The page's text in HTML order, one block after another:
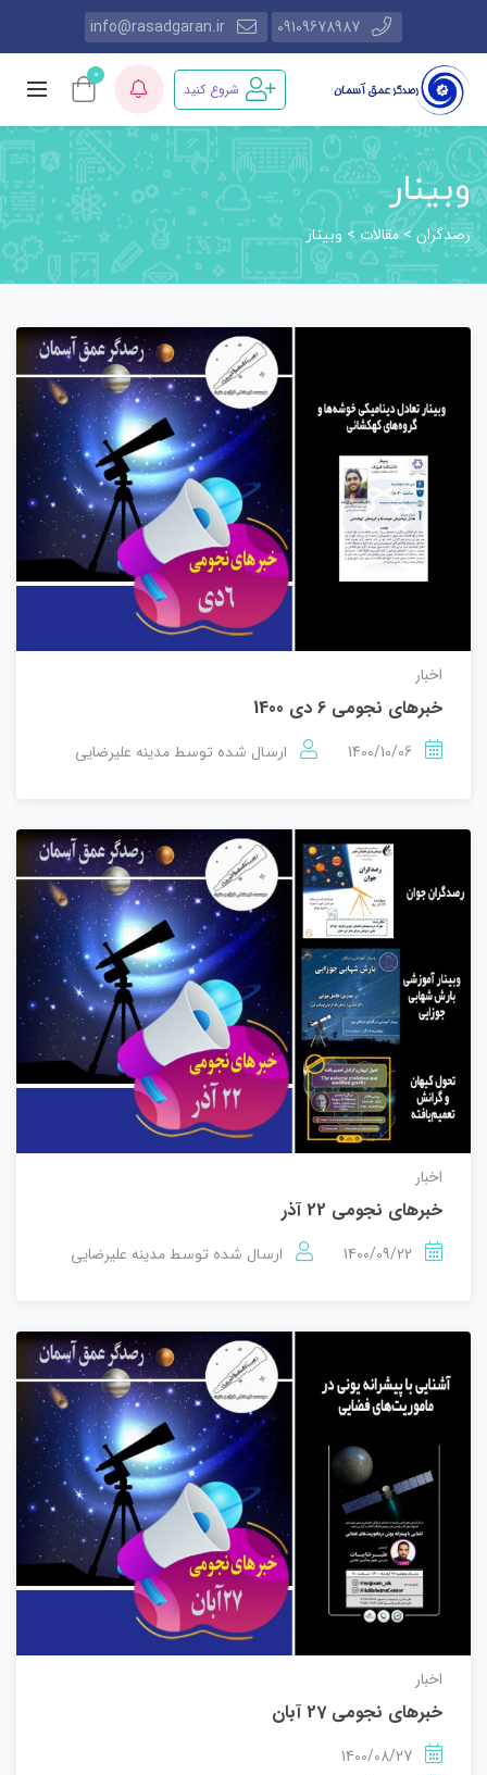
09109678987
info@rasadgaran.ir
شروع کنید
0
وبینار
رصدگران>مقالات> وبینار
اخبار
خبرهای نجومی 6 دی 1400
1400/10/06 ارسال شده توسط مدینه علیرضایی
اخبار
خبرهای نجومی 22 آذر
1400/09/22 ارسال شده توسط مدینه علیرضایی
اخبار
خبرهای نجومی 27 آبان
1400/08/27